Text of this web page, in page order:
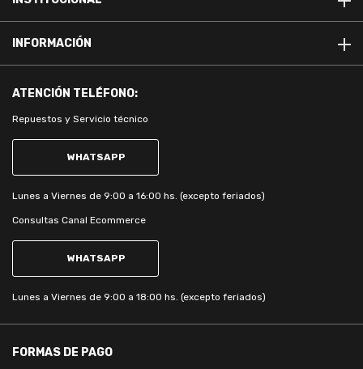
INFORMACIÓN
ATENCIÓN TELÉFONO:
Repuestos y Servicio técnico
WHATSAPP
Lunes a Viernes de 9:00 a 16:00 hs. (excepto feriados)
Consultas Canal Ecommerce
WHATSAPP
Lunes a Viernes de 9:00 a 18:00 hs. (excepto feriados)
FORMAS DE PAGO